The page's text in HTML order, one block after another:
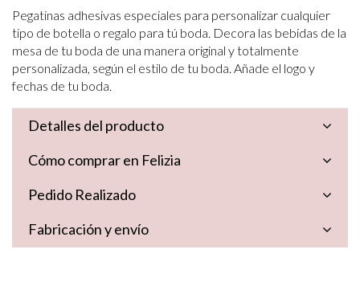
Pegatinas adhesivas especiales para personalizar cualquier
tipo de botella o regalo para tú boda. Decora las bebidas de la
mesa de tu boda de una manera original y totalmente
personalizada, según el estilo de tu boda. Añade el logo y
fechas de tu boda.
Detalles del producto
Cómo comprar en Felizia
Pedido Realizado
Fabricación y envío